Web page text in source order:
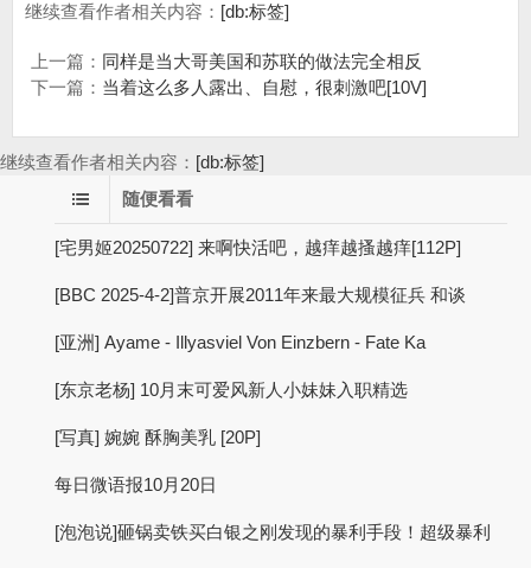
继续查看作者相关内容： [db:标签]
上一篇： 同样是当大哥美国和苏联的做法完全相反
下一篇： 当着这么多人露出、自慰，很刺激吧[10V]
继续查看作者相关内容： [db:标签]
随便看看
[宅男姬20250722] 来啊快活吧，越痒越搔越痒[112P]
[BBC 2025-4-2]普京开展2011年来最大规模征兵 和谈
[亚洲] Ayame - Illyasviel Von Einzbern - Fate Ka
[东京老杨] 10月末可爱风新人小妹妹入职精选
[写真] 婉婉 酥胸美乳 [20P]
每日微语报10月20日
[泡泡说]砸锅卖铁买白银之刚发现的暴利手段！超级暴利